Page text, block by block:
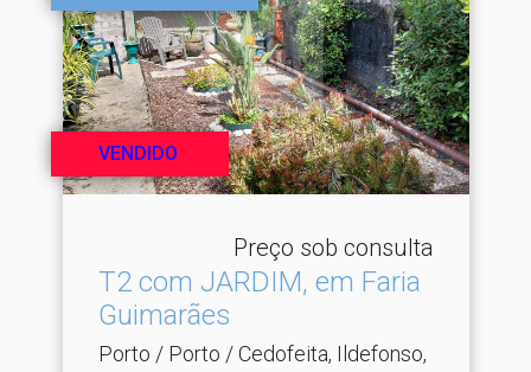
VENDIDO
Preço sob consulta
T2 com JARDIM, em Faria
Guimarães
Porto / Porto / Cedofeita, Ildefonso,